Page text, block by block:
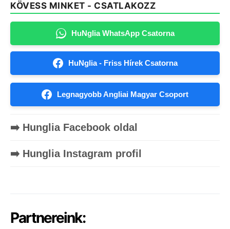
KÖVESS MINKET - CSATLAKOZZ
HuNglia WhatsApp Csatorna
HuNglia - Friss Hírek Csatorna
Legnagyobb Angliai Magyar Csoport
➡️ Hunglia Facebook oldal
➡️ Hunglia Instagram profil
Partnereink: